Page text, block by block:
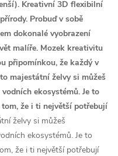
Kreativní 3D flexibilní
Probuď v sobě
dokonalé vyobrazení
malíře. Mozek kreativitu
připomínkou, že každý v
majestátní želvy si můžeš
ekosystémů. Je to
že i ti největší potřebují
želvy si můžeš
ekosystémů. Je to
že i ti největší potřebují